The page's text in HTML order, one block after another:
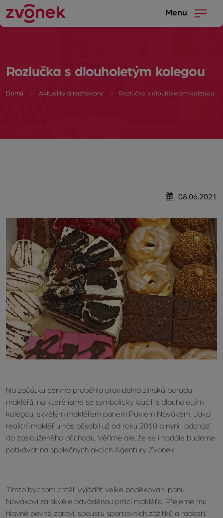
Menu
Rozlučka s dlouholetým kolegou
Domů Aktuality a rozhovory Rozlučka s dlouholetým kolegou
08.06.2021
Na začátku června proběhla pravidelná zlínská porada
makléřů, na které jsme se symbolicky loučili s dlouholetým
kolegou, skvělým makléřem panem Pavlem Novákem. Jako
realitní makléř u nás působil už od roku 2010 a nyní odchází
do zaslouženého důchodu. Věříme ale, že se i nadále budeme
potkávat na společných akcích Agentury Zvonek.
Tímto bychom chtěli vyjádřit velké poděkování panu
Novákovi za skvěle odváděnou práci makléře. Přejeme mu
hlavně pevné zdraví, spoustu sportovních zážitků a radosti.